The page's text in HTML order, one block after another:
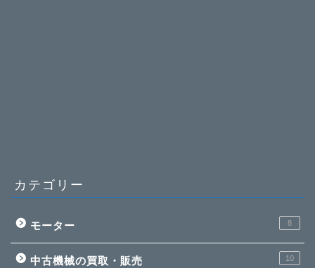
カテゴリー
モーター 8
中古機械の買取・販売 10